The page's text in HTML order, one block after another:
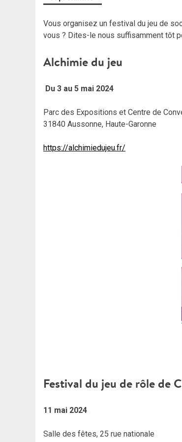
Vous organisez un festival du jeu de
vous ? Dites-le nous suffisamment tôt
Alchimie du jeu
Du 3 au 5 mai 2024
Parc des Expositions et Centre de
31840 Aussonne, Haute-Garonne
https://alchimiedujeu.fr/
Festival du jeu de rôle de
11 mai 2024
Salle des fêtes, 25 rue nationale